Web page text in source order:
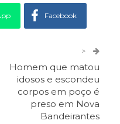
Facebook
Telegram
O email
>
Homem que matou
idosos e escondeu
corpos em poço é
preso em Nova
Bandeirantes